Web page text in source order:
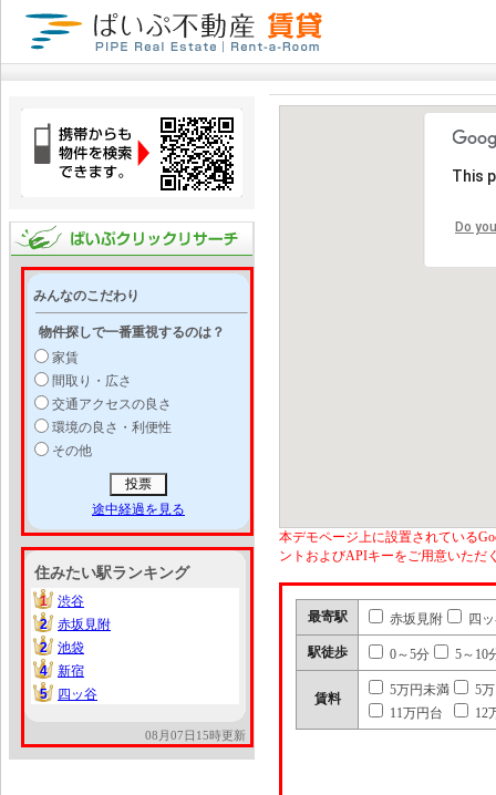
みんなのこだわり
物件探しで一番重視するのは？
家賃
間取り・広さ
交通アクセスの良さ
環境の良さ・利便性
その他
途中経過を見る
住みたい駅ランキング
1
1
渋谷
2
2
赤坂見附
2
2
池袋
4
4
新宿
5
5 四ッ谷
08月07日15時更新
This
Do
本デモページ上に設置されている
ントおよびAPIキーをご用意いただ
最寄駅 赤坂見附 四
駅徒歩 0～5分 5～10
賃料
5万円未満
5
11万円台
12